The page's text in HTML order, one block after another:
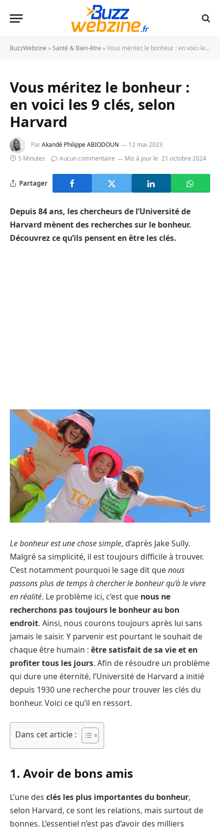
BuzzWebzine »Santé & Bien-être »Vous méritez le bonheur : en voici les 9 clés, selon Harvard
Vous méritez le bonheur :
en voici les 9 clés, selon
Harvard
ParAkandé Philippe ABIODOUN
12 mai 2023
5 Minutes
Aucun commentaire Mis à jour le 21 octobre 2024
Partager
Depuis 84 ans, les chercheurs de l’Université de
Harvard mènent des recherches sur le bonheur.
Découvrez ce qu’ils pensent en être les clés.
Le bonheur est une chose simple, d’après Jake Sully.
Malgré sa simplicité, il est toujours difficile à trouver.
C’est notamment pourquoi le sage dit quenous
passons plus de temps à chercher le bonheur qu’à le vivre
en réalité. Le problème ici, c’est que nous ne
recherchons pas toujours le bonheur au bon
endroit. Ainsi, nous courons toujours après lui sans
jamais le saisir. Y parvenir est pourtant le souhait de
chaque être humain : être satisfait de sa vie et en
profiter tous les jours. Afin de résoudre un problème
qui dure une éternité, l’Université de Harvard a initié
depuis 1930 une recherche pour trouver les clés du
bonheur. Voici ce qu’il en ressort.
Dans cet article :
1. Avoir de bons amis
L’une des clés les plus importantes du bonheur,
selon Harvard, ce sont les relations, mais surtout de
bonnes. L’essentiel n’est pas d’avoir des milliers